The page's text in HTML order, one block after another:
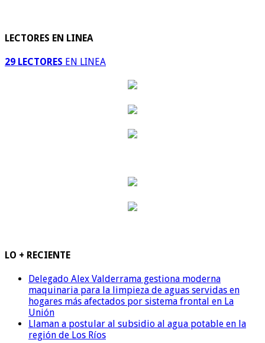
LECTORES EN LINEA
29 LECTORES EN LINEA
LO + RECIENTE
Delegado Alex Valderrama gestiona moderna
maquinaria para la limpieza de aguas servidas en
hogares más afectados por sistema frontal en La
Unión
Llaman a postular al subsidio al agua potable en la
región de Los Ríos